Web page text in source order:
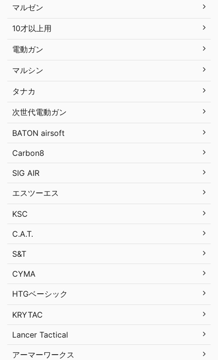
マルゼン
10才以上用
電動ガン
マルシン
タナカ
次世代電動ガン
BATON airsoft
Carbon8
SIG AIR
エスツーエス
KSC
C.A.T.
S&T
CYMA
HTGベーシック
KRYTAC
Lancer Tactical
アーマーワークス